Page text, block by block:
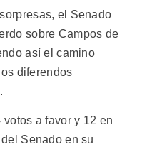
el Senado
sobre Campos de
así el camino
diferendos
a favor y 12 en
Senado en su